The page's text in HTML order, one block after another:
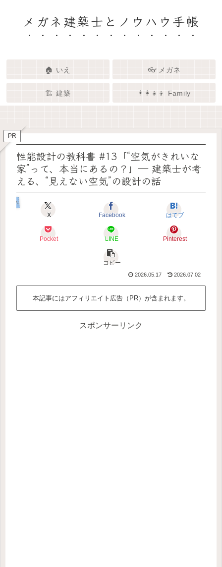
メガネ建築士とノウハウ手帳
🏠 いえ 👓 メガネ
🏗️ 建築 👨‍👩‍👧‍👦 Family
🏠✨ 建築士と考える「いい家」
👓✨ メガネの奥にある「わたし
🏗️✨ 建築 × エンタメで、暮らし
👨‍👩‍👧🌿 Family – 暮らしを育て
PR
性能設計の教科書 #13「“空気がきれいな
家”って、本当にあるの？」― 建築士が考
える、“見えない空気”の設計の話
いえのキホン
X Facebook はてブ
Pocket LINE Pinterest
コピー
2026.05.17 2026.07.02
本記事にはアフィリエイト広告（PR）が含まれます。
スポンサーリンク